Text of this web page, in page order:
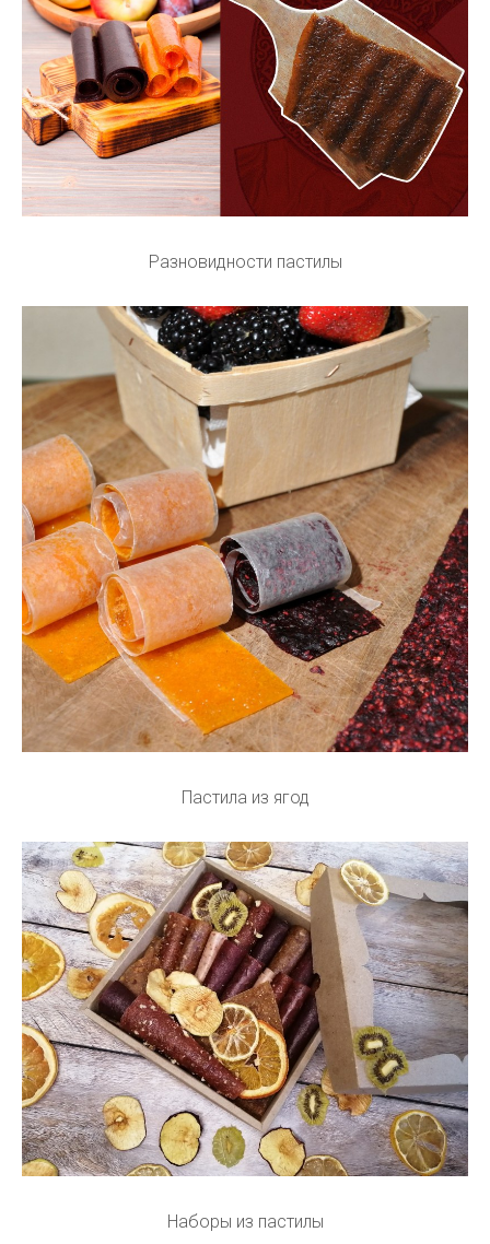
Разновидности пастилы
Пастила из ягод
Наборы из пастилы